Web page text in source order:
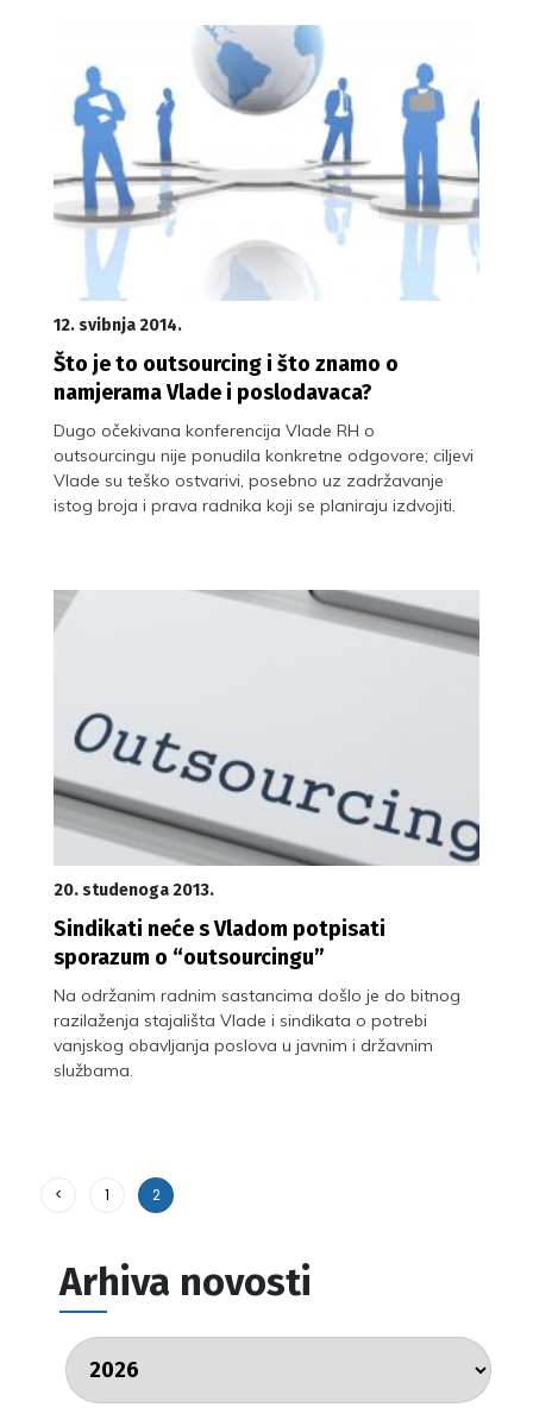
12. svibnja 2014.
Što je to outsourcing i što znamo o
namjerama Vlade i poslodavaca?
Dugo očekivana konferencija Vlade RH o
outsourcingu nije ponudila konkretne odgovore; ciljevi
Vlade su teško ostvarivi, posebno uz zadržavanje
istog broja i prava radnika koji se planiraju izdvojiti.
20. studenoga 2013.
Sindikati neće s Vladom potpisati
sporazum o “outsourcingu”
Na održanim radnim sastancima došlo je do bitnog
razilaženja stajališta Vlade i sindikata o potrebi
vanjskog obavljanja poslova u javnim i državnim
službama.
< 1 2
Arhiva novosti